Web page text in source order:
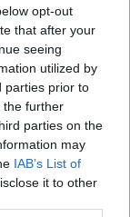
opt-out
that after your
seeing
utilized by
parties prior to
the further
parties on the
may
IAB’s List of
it to other